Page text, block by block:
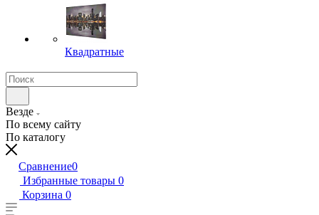
Квадратные
Везде
По всему сайту
По каталогу
Сравнение0
Избранные товары 0
Корзина 0